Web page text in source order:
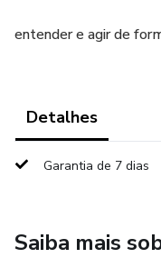
entender e agir de
Detalhes
Garantia de 7 dias
Saiba mais